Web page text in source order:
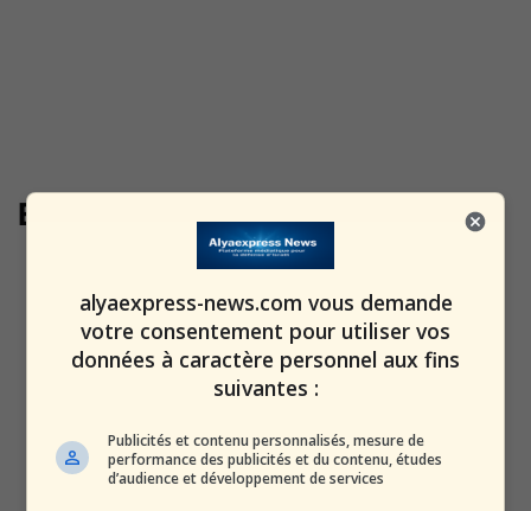
Emmanuel Macron
Trump menace la France de
droits de douane de 200 %...
alxprss_sab - 20 janvier 2026
Moscou désigne désormais la...
alxprss_sab - 2 décembre 2025
alyaexpress-news.com vous demande
votre consentement pour utiliser vos
données à caractère personnel aux fins
suivantes :
Publicités et contenu personnalisés, mesure de
performance des publicités et du contenu, études
d’audience et développement de services